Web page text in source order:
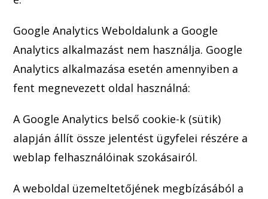
Google Analytics Weboldalunk a Google
Analytics alkalmazást nem használja. Google
Analytics alkalmazása esetén amennyiben a
fent megnevezett oldal használná:
A Google Analytics belső cookie-k (sütik)
alapján állít össze jelentést ügyfelei részére a
weblap felhasználóinak szokásairól.
A weboldal üzemeltetőjének megbízásából a